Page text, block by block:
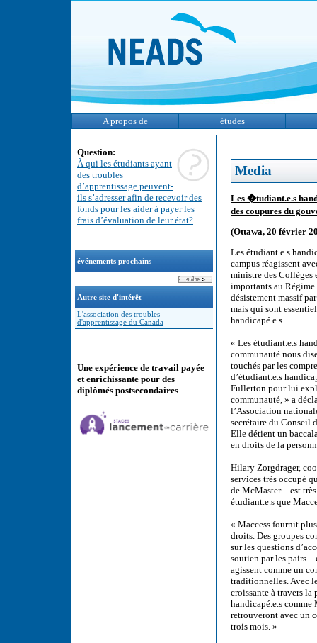
A propos de études
Question:
À qui les étudiants ayant
des troubles
d’apprentissage peuvent-
ils s’adresser afin de recevoir des
fonds pour les aider à payer les
frais d’évaluation de leur état?
événements prochains
Autre site d'intérêt
L'association des troubles
d'apprentissage du Canada
Une expérience de travail payée
et enrichissante pour des
diplômés postsecondaires
Media
Les �tudiant.e.s
des coupures du
(Ottawa, 20 février
Les étudiant.e.s
campus réagissent
ministre des Collèges
importants au
désistement massif
mais qui sont
handicapé.e.s.
« Les étudiant.e.s
communauté nous
touchés par les
d’étudiant.e.s
Fullerton pour lui
communauté, » a
l’Association
secrétaire du Conseil
Elle détient un
en droits de la
Hilary Zorgdrager,
services très occupé
de McMaster – est
étudiant.e.s que
« Maccess fournit
droits. Des groupes
sur les questions
soutien par les pairs –
agissent comme un
traditionnelles. Avec
croissante à travers la
handicapé.e.s comme
retrouveront avec un
trois mois. »